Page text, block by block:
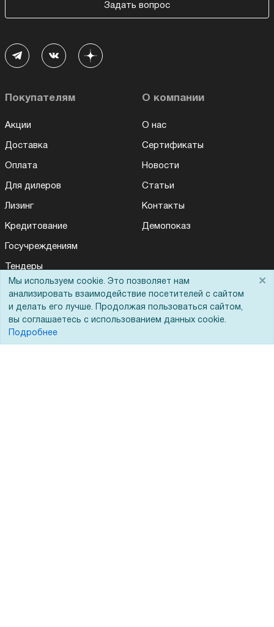
Задать вопрос
Покупателям
Акции
Доставка
Оплата
Для дилеров
Лизинг
Кредитование
Госучреждениям
Тендеры
ЭДО
О компании
О нас
Сертификаты
Новости
Статьи
Контакты
Демопоказ
Мы используем cookie. Это позволяет нам
анализировать взаимодействие посетителей с сайтом
и делать его лучше. Продолжая пользоваться сайтом,
вы соглашаетесь с использованием данных cookie.
Подробнее
×